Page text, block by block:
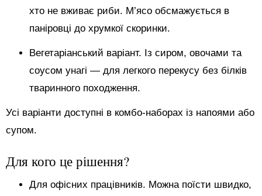
хто не вживає риби. М’ясо обсмажується в
паніровці до хрумкої скоринки.
Вегетаріанський варіант. Із сиром, овочами та
соусом унагі — для легкого перекусу без білків
тваринного походження.
Усі варіанти доступні в комбо-наборах із напоями або
супом.
Для кого це рішення?
Для офісних працівників. Можна поїсти швидко,